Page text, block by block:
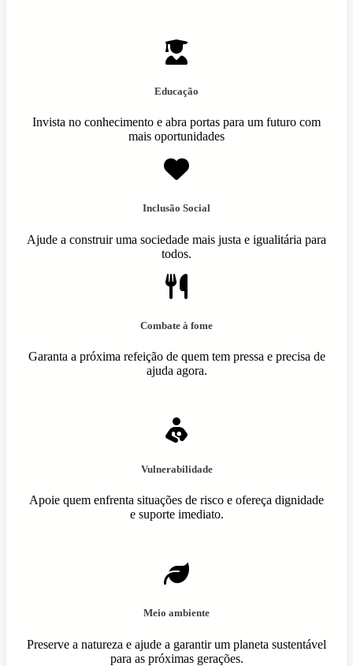
Educação
Invista no conhecimento e abra portas para um futuro com
mais oportunidades
Inclusão Social
Ajude a construir uma sociedade mais justa e igualitária para
todos.
Combate à fome
Garanta a próxima refeição de quem tem pressa e precisa de
ajuda agora.
Vulnerabilidade
Apoie quem enfrenta situações de risco e ofereça dignidade
e suporte imediato.
Meio ambiente
Preserve a natureza e ajude a garantir um planeta sustentável
para as próximas gerações.